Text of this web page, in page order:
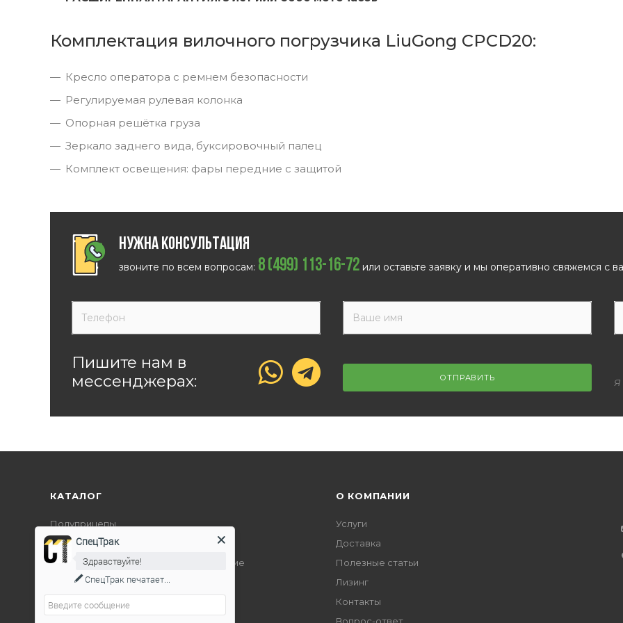
Комплектация вилочного погрузчика LiuGong CPCD20:
Кресло оператора с ремнем безопасности
Регулируемая рулевая колонка
Опорная решётка груза
Зеркало заднего вида, буксировочный палец
Комплект освещения: фары передние с защитой
Нужна консультация
звоните по всем вопросам: 8 (499) 113-16-72 или оставьте заявку и мы оперативно свяжемся с
Пишите нам в
мессенджерах:
ОТПРАВИТЬ Я
КАТАЛОГ
Полуприцепы
Дорожно-строительная техника
Подъемно-транспортное оборудование
О КОМПАНИИ
Услуги
Доставка
Полезные статьи
Лизинг
Контакты
СпецТрак
Здравствуйте!
СпецТрак печатает...